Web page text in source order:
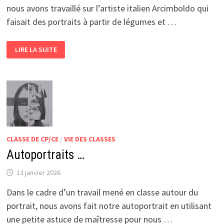
nous avons travaillé sur l’artiste italien Arcimboldo qui
faisait des portraits à partir de légumes et …
À
LA
LIRE LA SUITE
CLASSE DE CP/CE/ VIE DES CLASSES
Autoportraits …
13 janvier 2026
Dans le cadre d’un travail mené en classe autour du
portrait, nous avons fait notre autoportrait en utilisant
une petite astuce de maîtresse pour nous …